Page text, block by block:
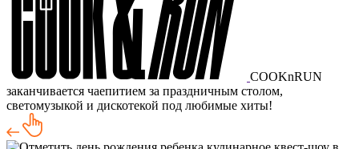
COOKnRUN
заканчивается чаепитием за праздничным столом,
светомузыкой и дискотекой под любимые хиты!